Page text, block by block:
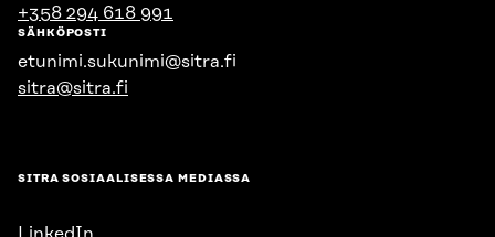
+358 294 618 991
SÄHKÖPOSTI
etunimi.sukunimi@sitra.fi
sitra@sitra.fi
SITRA SOSIAALISESSA MEDIASSA